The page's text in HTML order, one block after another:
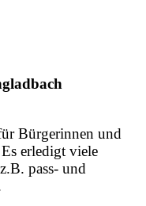
Bürgerinnen und
erledigt viele
pass- und